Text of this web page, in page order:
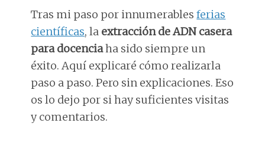
Tras mi paso por innumerablesferias
científicas, la extracción de ADN casera
para docenciaha sido siempre un
éxito. Aquí explicaré cómo realizarla
paso a paso. Pero sin explicaciones. Eso
os lo dejo por si hay suficientes visitas
y comentarios.